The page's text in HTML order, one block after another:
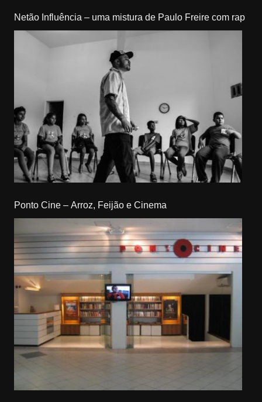
Netão Influência – uma mistura de Paulo Freire com rap
Ponto Cine – Arroz, Feijão e Cinema